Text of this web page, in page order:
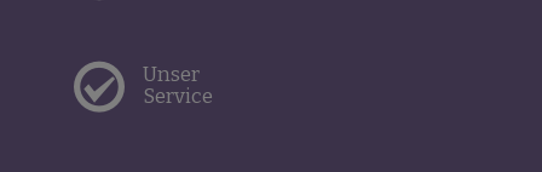
Unser
Service